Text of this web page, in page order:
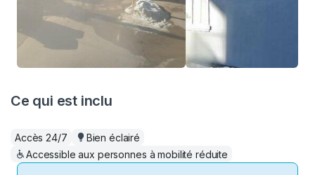
Ce qui est inclu
Accès 24/7
Bien éclairé
Accessible aux personnes à mobilité réduite